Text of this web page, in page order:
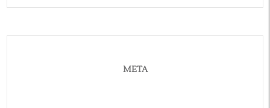
META